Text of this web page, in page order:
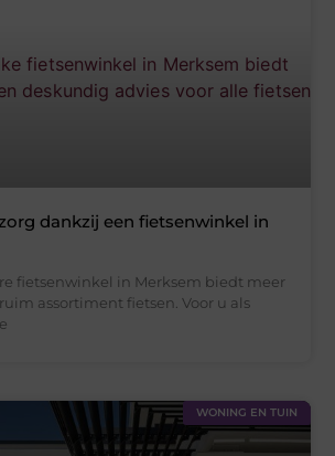
dankzij een fietsenwinkel in
fietsenwinkel in Merksem biedt meer
assortiment fietsen. Voor u als
WONING EN TUIN